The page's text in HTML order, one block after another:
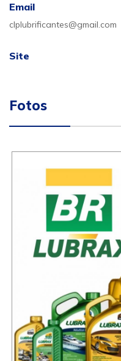
Email
clplubrificantes@gmail.com
Site
Fotos